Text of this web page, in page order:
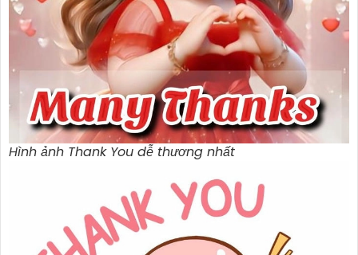
Hình ảnh Thank You dễ thương nhất